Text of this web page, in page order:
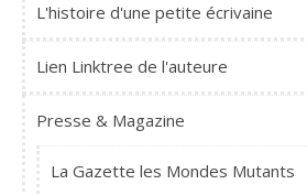
L'histoire d'une petite écrivaine
Lien Linktree de l'auteure
Presse & Magazine
La Gazette les Mondes Mutants